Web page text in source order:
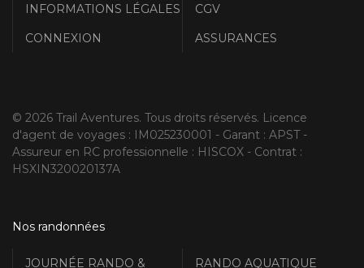
INFORMATIONS LÉGALES
CGV
CONNEXION
ASSURANCES
© 2026 Trail Aventures. Tous droits réservés. Licence
d'agent de voyages : IM025230001 - Garant : APST -
Assureur en RC professionnelle : HISCOX - Contrat :
HSXIN320020137A
Nos randonnées
JOURNÉE RANDO &
RANDO AQUATIQUE